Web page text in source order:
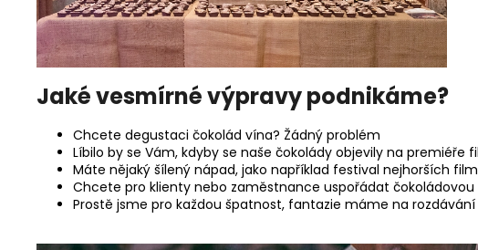
Jaké vesmírné výpravy podnikáme?
Chcete degustaci čokolád vína? Žádný problém
Líbilo by se Vám, kdyby se naše čokolády objevily na
Máte nějaký šílený nápad, jako například festival nejhorších
Chcete pro klienty nebo zaměstnance uspořádat čokoládovou
Prostě jsme pro každou špatnost, fantazie máme na